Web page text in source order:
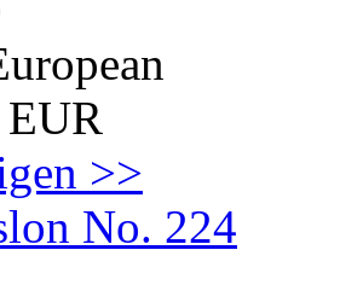
EUR
>>
No. 224